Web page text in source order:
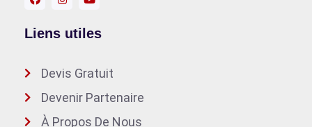
Liens utiles
Devis Gratuit
Devenir Partenaire
À Propos De Nous